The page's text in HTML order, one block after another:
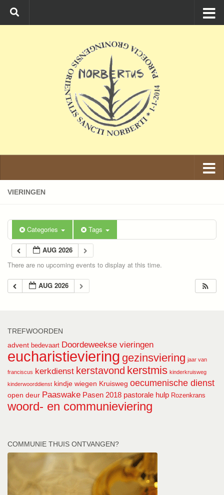
Ga naar de inhoud
VIERINGEN
Categories Tags
AUG 2026
There are no upcoming events to display at this time.
AUG 2026
TREFWOORDEN
advent bedevaart Doordeweekse vieringen
eucharistieviering gezinsviering jaar van
franciscus kerkdienst kerstavond kerstmis kinderkruisweg
kinderwoorddienst kindje wiegen Kruisweg oecumenische dienst
open deur Paaswake Pasen 2018 pastorale hulp Rozenkrans
woord- en communieviering
COMMUNIE THUIS ONTVANGEN?